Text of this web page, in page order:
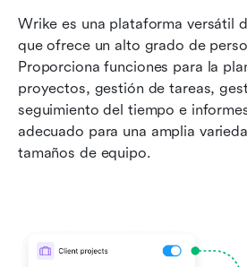
Wrike es una plataforma versátil
que ofrece un alto grado de
Proporciona funciones para la
proyectos, gestión de tareas,
seguimiento del tiempo e
adecuado para una amplia
tamaños de equipo.